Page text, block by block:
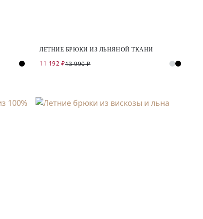
ЛЕТНИЕ БРЮКИ ИЗ ЛЬНЯНОЙ ТКАНИ
11 192 ₽13 990 ₽